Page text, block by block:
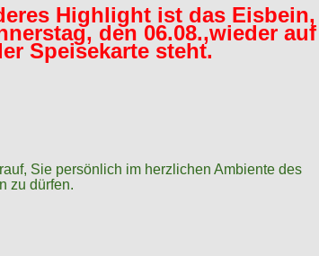
Highlight ist das Eisbein,
den 06.08.,wieder auf
Speisekarte steht.
Sie persönlich im herzlichen Ambiente des
zu dürfen.